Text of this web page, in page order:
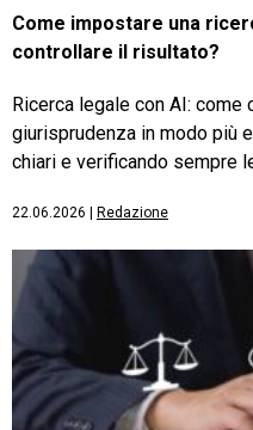
Come impostare una
controllare il risultato?
Ricerca legale con AI:
giurisprudenza in modo più
chiari e verificando sempre
22.06.2026 Redazione